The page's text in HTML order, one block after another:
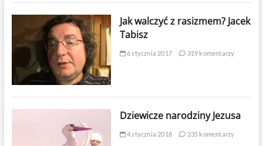
Jak walczyć z rasizmem? Jacek
Tabisz
6 stycznia 2017 319 komentarzy
Dziewicze narodziny Jezusa
4 stycznia 2018 235 komentarzy